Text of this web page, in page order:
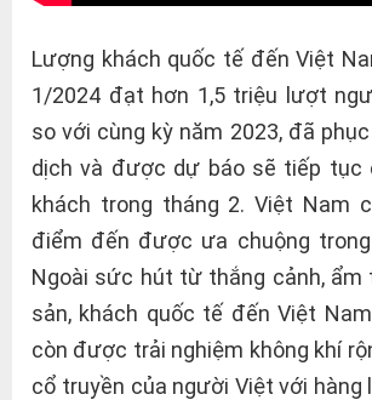
Lượng khách quốc tế đến Việt
1/2024 đạt hơn 1,5 triệu lượt
so với cùng kỳ năm 2023, đã
dịch và được dự báo sẽ tiếp tục
khách trong tháng 2. Việt Nam
điểm đến được ưa chuộng
Ngoài sức hút từ thắng cảnh, ẩm
sản, khách quốc tế đến Việt
còn được trải nghiệm không khí
cổ truyền của người Việt với hàng